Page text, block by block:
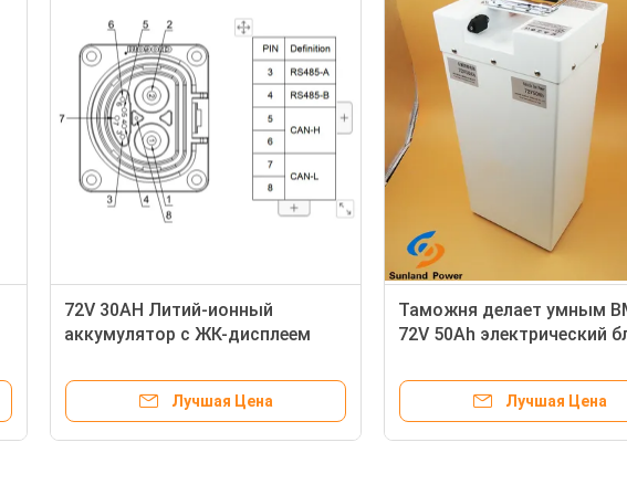
блок батарей велосипеда Ли-
иона полимера емкости 24В 36В
Лучшая Цена
Блок батарей велосипеда
LIFEPO4 32700 25.6V 55AH
Лучшая Цена